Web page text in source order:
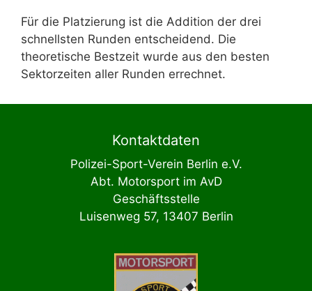
Für die Platzierung ist die Addition der drei
schnellsten Runden entscheidend. Die
theoretische Bestzeit wurde aus den besten
Sektorzeiten aller Runden errechnet.
Kontaktdaten
Polizei-Sport-Verein Berlin e.V.
Abt. Motorsport im AvD
Geschäftsstelle
Luisenweg 57, 13407 Berlin